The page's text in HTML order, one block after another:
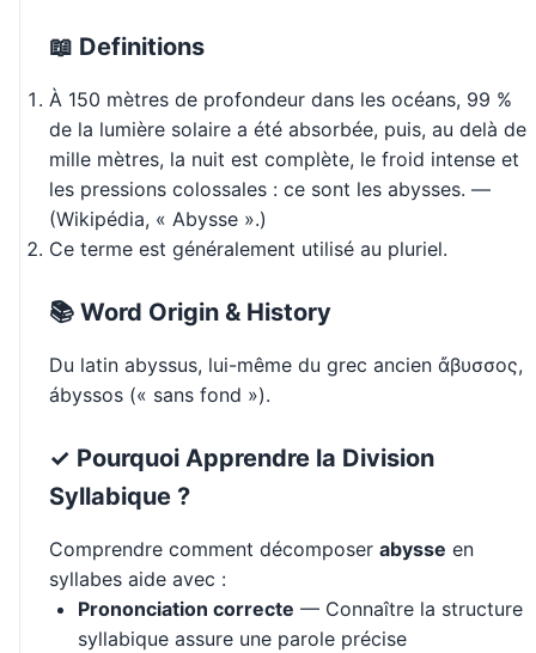
📖 Definitions
À 150 mètres de profondeur dans les océans, 99 %
de la lumière solaire a été absorbée, puis, au delà de
mille mètres, la nuit est complète, le froid intense et
les pressions colossales : ce sont les abysses. —
(Wikipédia, « Abysse ».)
Ce terme est généralement utilisé au pluriel.
📚 Word Origin & History
Du latin abyssus, lui-même du grec ancien ἄβυσσος,
ábyssos (« sans fond »).
✓ Pourquoi Apprendre la Division
Syllabique ?
Comprendre comment décomposer abysse en
syllabes aide avec :
Prononciation correcte — Connaître la structure
syllabique assure une parole précise